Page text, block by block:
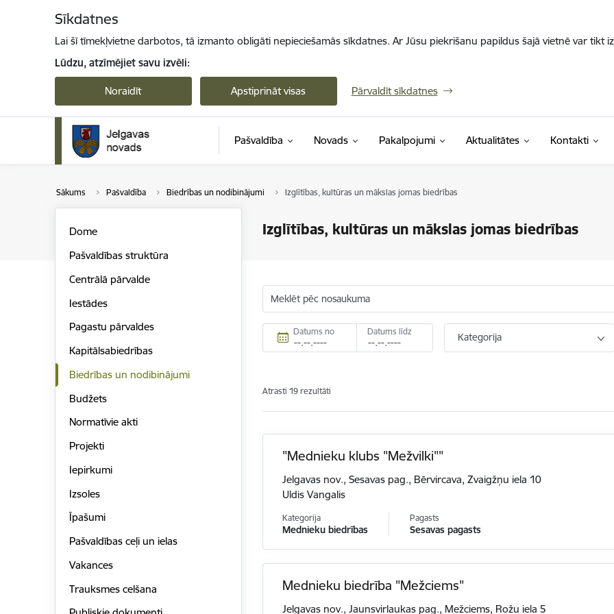
Sīkdatnes
Lai šī tīmekļvietne darbotos, tā izmanto obligāti nepieciešamās sīkdatnes. Ar Jūsu piekrišanu papildus šajā vietnē var tikt
Lūdzu, atzīmējiet savu izvēli:
Noraidīt Apstiprināt visas Pārvaldīt sīkdatnes
Pašvaldība Novads Pakalpojumi Aktualitātes Kontakti
Sākums Pašvaldība Biedrības un nodibinājumi Izglītības, kultūras un mākslas jomas biedrības
Izglītības, kultūras un mākslas jomas biedrības
Dome
Pašvaldības struktūra
Centrālā pārvalde
Iestādes
Pagastu pārvaldes
Kapitālsabiedrības
Biedrības un nodibinājumi
Budžets
Normatīvie akti
Projekti
Iepirkumi
Izsoles
Īpašumi
Pašvaldības ceļi un ielas
Vakances
Trauksmes celšana
Meklēt pēc nosaukuma
Datums no Datums līdz Kategorija
Atrasti 19 rezultāti
"Mednieku klubs "Mežvilki""
Jelgavas nov., Sesavas pag., Bērvircava, Zvaigžņu iela 10
Uldis Vangalis
Kategorija
Mednieku biedrības
Pagasts
Sesavas pagasts
Mednieku biedrība "Mežciems"
Jelgavas nov., Jaunsvirlaukas pag., Mežciems, Rožu iela 5